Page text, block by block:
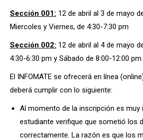
Sección 001: 12 de abril al 3 de mayo
Miercoles y Viernes, de 4:30-7:30 pm
Sección 002: 12 de abril al 4 de mayo
4:30-6:30 pm y Sábado de 8:00-12:00
El INFOMATE se ofrecerá en línea
deberá cumplir con lo siguiente:
Al momento de la inscripción es muy
estudiante verifique que sometió los
correctamente. La razón es que los